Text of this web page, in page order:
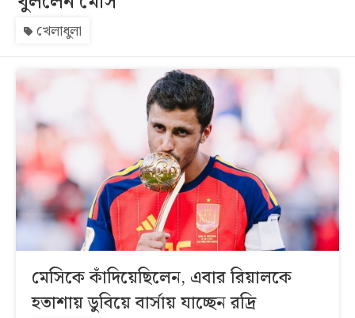
বিভাগ
আর্কাইভ
কনভার্টার
খেলাধুলা
মেসিকে কাঁদিয়েছিলেন, এবার রিয়ালকে
হতাশায় ডুবিয়ে বার্সায় যাচ্ছেন রদ্রি